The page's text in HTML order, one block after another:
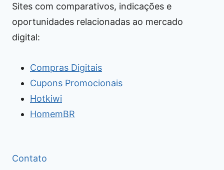
Sites com comparativos, indicações e
oportunidades relacionadas ao mercado
digital:
Compras Digitais
Cupons Promocionais
Hotkiwi
HomemBR
Contato